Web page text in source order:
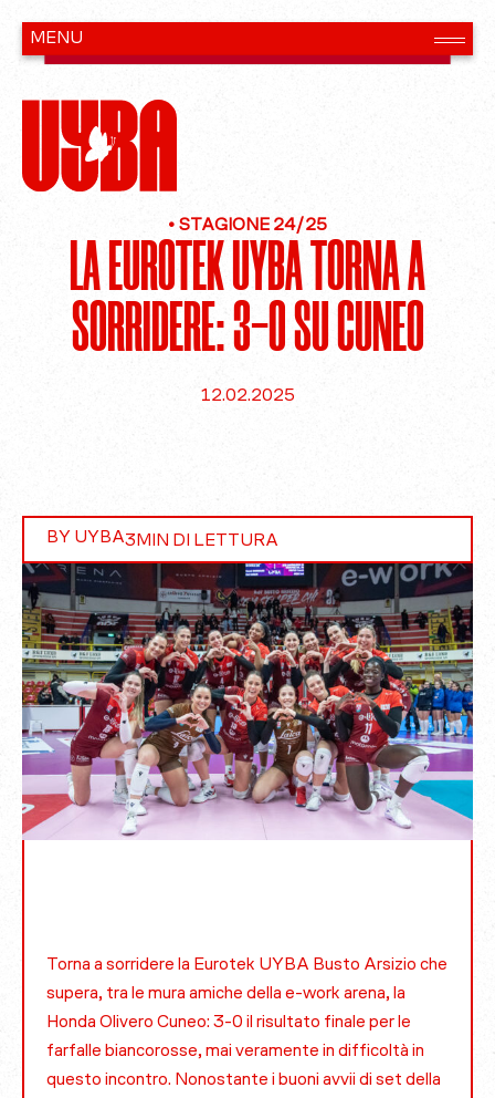
• STAGIONE 24/25
LA EUROTEK UYBA TORNA A
SORRIDERE: 3-0 SU CUNEO
12.02.2025
BY UYBA MIN DI LETTURA
3
Torna a sorridere la Eurotek UYBA Busto Arsizio che
supera, tra le mura amiche della e-work arena, la
Honda Olivero Cuneo: 3-0 il risultato finale per le
farfalle biancorosse, mai veramente in difficoltà in
questo incontro. Nonostante i buoni avvii di set della